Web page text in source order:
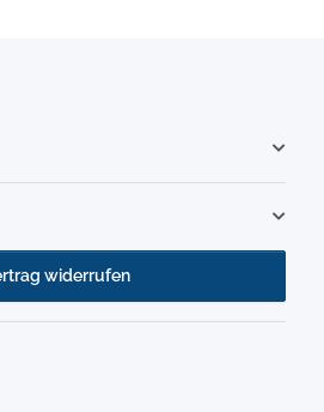
widerrufen